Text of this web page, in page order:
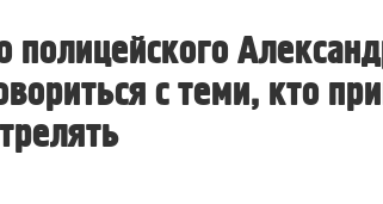
полицейского
с теми, кто